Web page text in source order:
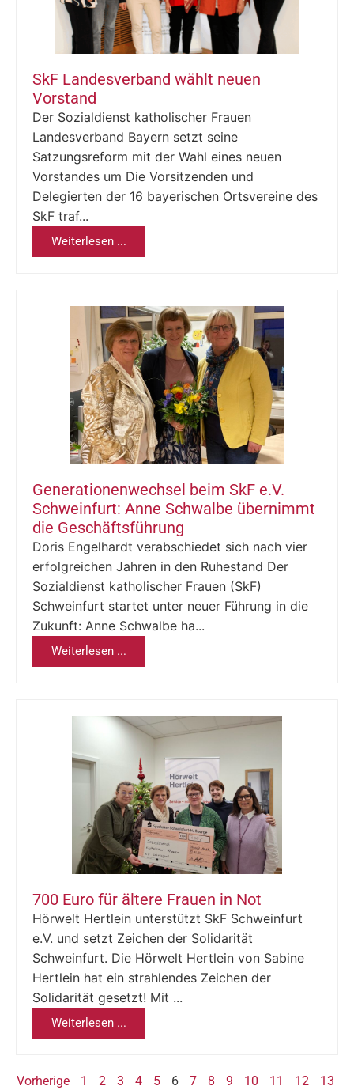
SkF Landesverband wählt neuen
Vorstand
Der Sozialdienst katholischer Frauen
Landesverband Bayern setzt seine
Satzungsreform mit der Wahl eines neuen
Vorstandes um Die Vorsitzenden und
Delegierten der 16 bayerischen Ortsvereine des
SkF traf...
Weiterlesen ...
Generationenwechsel beim SkF e.V.
Schweinfurt: Anne Schwalbe übernimmt
die Geschäftsführung
Doris Engelhardt verabschiedet sich nach vier
erfolgreichen Jahren in den Ruhestand Der
Sozialdienst katholischer Frauen (SkF)
Schweinfurt startet unter neuer Führung in die
Zukunft: Anne Schwalbe ha...
Weiterlesen ...
700 Euro für ältere Frauen in Not
Hörwelt Hertlein unterstützt SkF Schweinfurt
e.V. und setzt Zeichen der Solidarität
Schweinfurt. Die Hörwelt Hertlein von Sabine
Hertlein hat ein strahlendes Zeichen der
Solidarität gesetzt! Mit ...
Weiterlesen ...
Vorherige 1 2 3 4 5 6 7 8 9 10 11 12
13